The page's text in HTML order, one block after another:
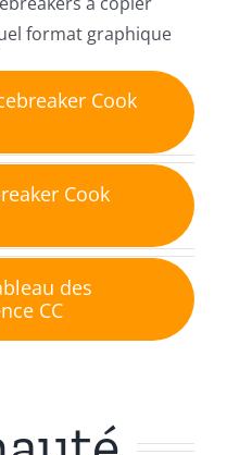
format graphique
Cook
Cook
des
CC